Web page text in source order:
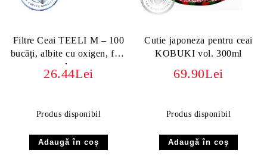
Filtre Ceai TEELI M – 100
bucăți, albite cu oxigen, fără
clor
26.44Lei
Produs disponibil
Cutie japoneza pentru ceai
KOBUKI vol. 300ml
69.90Lei
Produs disponibil